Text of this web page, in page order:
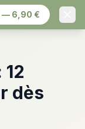
— 6,90 €
dès